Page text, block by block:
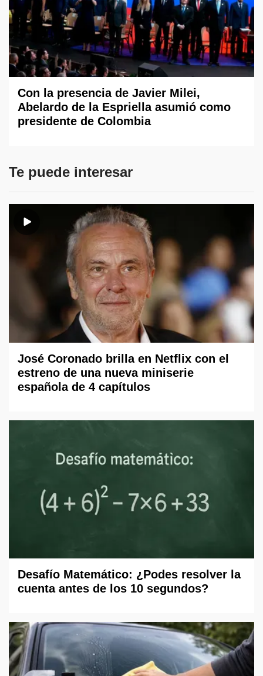
Con la presencia de Javier Milei,
Abelardo de la Espriella asumió como
presidente de Colombia
Te puede interesar
José Coronado brilla en Netflix con el
estreno de una nueva miniserie
española de 4 capítulos
Desafío Matemático: ¿Podes resolver la
cuenta antes de los 10 segundos?